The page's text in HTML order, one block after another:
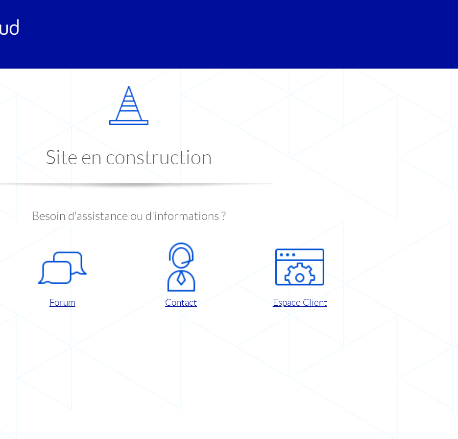
Site en construction
Besoin d'assistance ou d'informations ?
Forum Contact Espace Client